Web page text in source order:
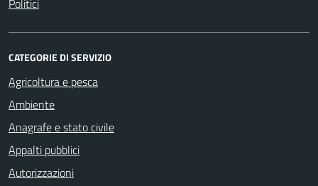
Politici
CATEGORIE DI SERVIZIO
Agricoltura e pesca
Ambiente
Anagrafe e stato civile
Appalti pubblici
Autorizzazioni